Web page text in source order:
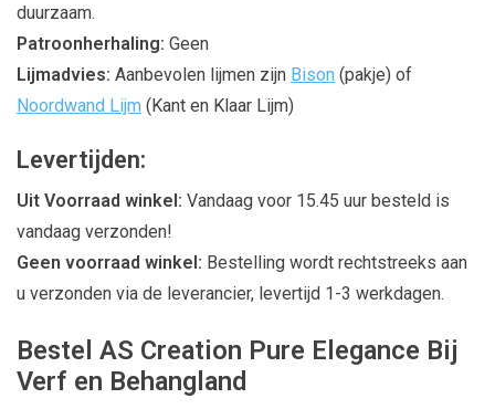
duurzaam.
Patroonherhaling: Geen
Lijmadvies: Aanbevolen lijmen zijn Bison (pakje) of
Noordwand Lijm (Kant en Klaar Lijm)
Levertijden:
Uit Voorraad winkel: Vandaag voor 15.45 uur besteld is
vandaag verzonden!
Geen voorraad winkel: Bestelling wordt rechtstreeks aan
u verzonden via de leverancier, levertijd 1-3 werkdagen.
Bestel AS Creation Pure Elegance Bij
Verf en Behangland